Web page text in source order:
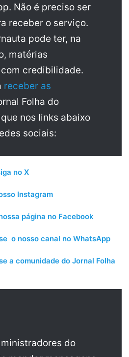
Não é preciso ser
receber o serviço.
pode ter, na
matérias
credibilidade.
receber as
Folha do
nos links abaixo
sociais:
no X
Instagram
página no Facebook
o nosso canal no WhatsApp
a comunidade do Jornal Folha
do